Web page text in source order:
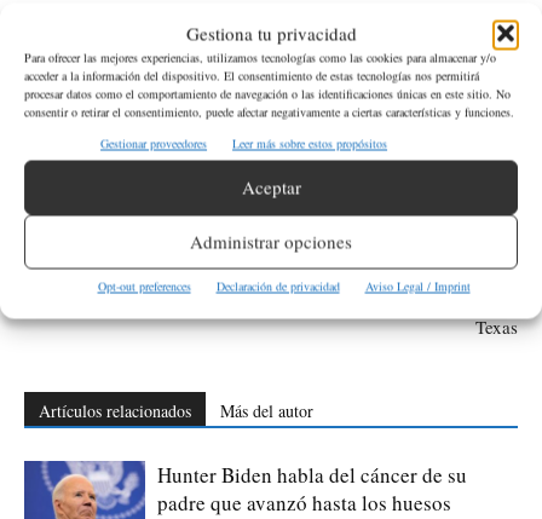
Gestiona tu privacidad
Para ofrecer las mejores experiencias, utilizamos tecnologías como las cookies para almacenar y/o
acceder a la información del dispositivo. El consentimiento de estas tecnologías nos permitirá
procesar datos como el comportamiento de navegación o las identificaciones únicas en este sitio. No
consentir o retirar el consentimiento, puede afectar negativamente a ciertas características y funciones.
Gestionar proveedores
Leer más sobre estos propósitos
Aceptar
Administrar opciones
Opt-out preferences Declaración de privacidad Aviso Legal / Imprint
No, la jueza Mary Marlowe Summer dictaminó que el papel de
Alec Baldwin como coproductor en «Rust» no es relevante para
el juicio.
Ola de Calor en Estados Unidos:
Alerta Letal se Extiende al Oeste
Tormenta Beryl: Destrucción y
Tres Muertes a su Paso por
Texas
Artículos relacionados Más del autor
Hunter Biden habla del cáncer de su
padre que avanzó hasta los huesos